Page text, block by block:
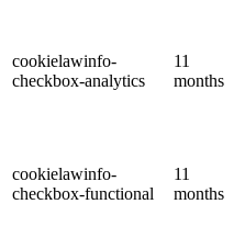
cookielawinfo-
checkbox-analytics
11
months
cookielawinfo-
checkbox-functional
11
months